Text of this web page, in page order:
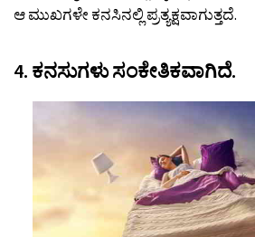
ಆ ಮುಖಗಳೇ ಕನಸಿನಲ್ಲಿ ಪ್ರತ್ಯಕ್ಷವಾಗುತ್ತದೆ.
4. ಕನಸುಗಳು ಸಂಕೇತಿಕವಾಗಿದೆ.